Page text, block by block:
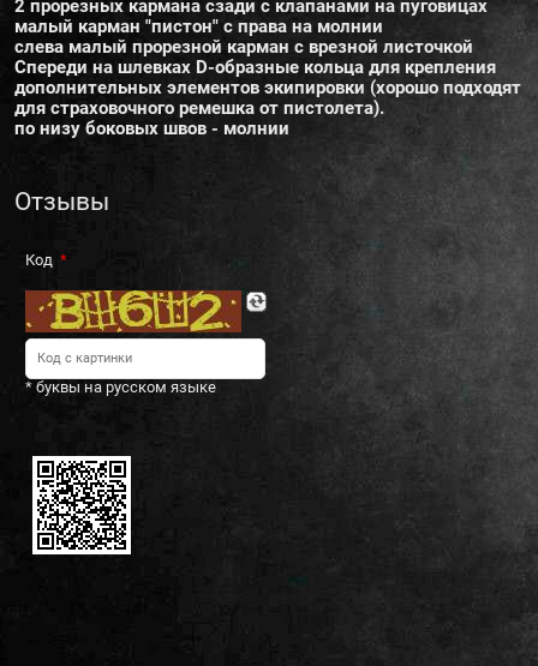
2 прорезных кармана сзади с клапанами на пуговицах
малый карман "пистон" с права на молнии
слева малый прорезной карман с врезной листочкой
Спереди на шлевках D-образные кольца для крепления
дополнительных элементов экипировки (хорошо подходят
для страховочного ремешка от пистолета).
по низу боковых швов - молнии
Отзывы
Код
* буквы на русском языке